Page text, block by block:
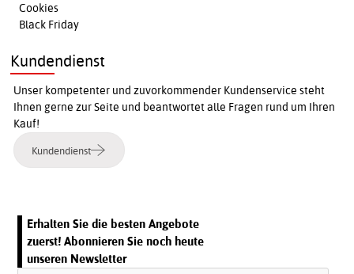
Cookies
Black Friday
Kundendienst
Unser kompetenter und zuvorkommender Kundenservice steht
Ihnen gerne zur Seite und beantwortet alle Fragen rund um Ihren
Kauf!
Kundendienst
Erhalten Sie die besten Angebote
zuerst! Abonnieren Sie noch heute
unseren Newsletter